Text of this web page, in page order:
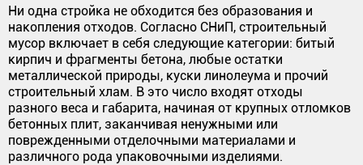
Ни одна стройка не обходится без образования и
накопления отходов. Согласно СНиП, строительный
мусор включает в себя следующие категории: битый
кирпич и фрагменты бетона, любые остатки
металлической природы, куски линолеума и прочий
строительный хлам. В это число входят отходы
разного веса и габарита, начиная от крупных отломков
бетонных плит, заканчивая ненужными или
поврежденными отделочными материалами и
различного рода упаковочными изделиями.